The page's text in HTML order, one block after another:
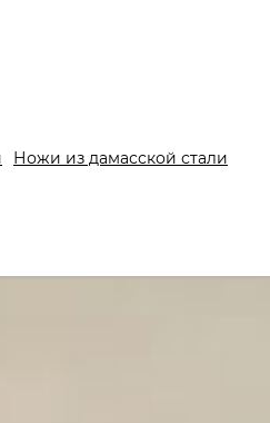
Ножи из дамасской стали